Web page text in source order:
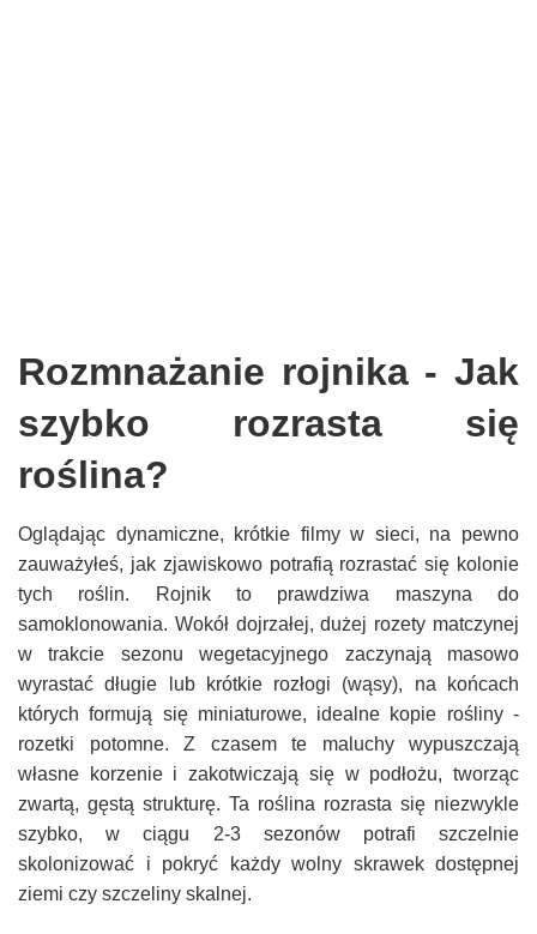
Rozmnażanie rojnika - Jak
szybko rozrasta się
roślina?
Oglądając dynamiczne, krótkie filmy w sieci, na pewno
zauważyłeś, jak zjawiskowo potrafią rozrastać się kolonie
tych roślin. Rojnik to prawdziwa maszyna do
samoklonowania. Wokół dojrzałej, dużej rozety matczynej
w trakcie sezonu wegetacyjnego zaczynają masowo
wyrastać długie lub krótkie rozłogi (wąsy), na końcach
których formują się miniaturowe, idealne kopie rośliny -
rozetki potomne. Z czasem te maluchy wypuszczają
własne korzenie i zakotwiczają się w podłożu, tworząc
zwartą, gęstą strukturę. Ta roślina rozrasta się niezwykle
szybko, w ciągu 2-3 sezonów potrafi szczelnie
skolonizować i pokryć każdy wolny skrawek dostępnej
ziemi czy szczeliny skalnej.